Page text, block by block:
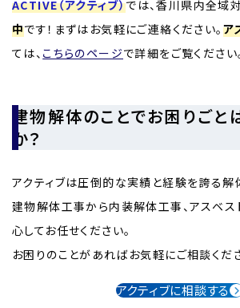
ACTIVE（アクティブ）では、香川県内全域
中です！まずはお気軽にご連絡ください。 ア
ては、 こちらのページで詳細をご覧ください
建物解体のことでお困りごと
か？
アクティブは圧倒的な実績と経験を誇る解
建物解体工事から内装解体工事、アスベス
心してお任せください。
お困りのことがあればお気軽にご相談くださ
アクティブに相談する